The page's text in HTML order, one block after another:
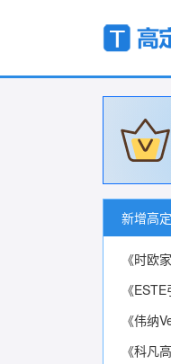
新增高定
《时欧
《
《伟纳
《科凡